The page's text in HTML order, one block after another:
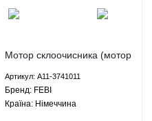
Мотор склоочисника (мотор
1.6 МКПП - A11-3741011
FEBI
Артикул: A11-3741011
Брeнд: FEBI
Країна: Німеччина